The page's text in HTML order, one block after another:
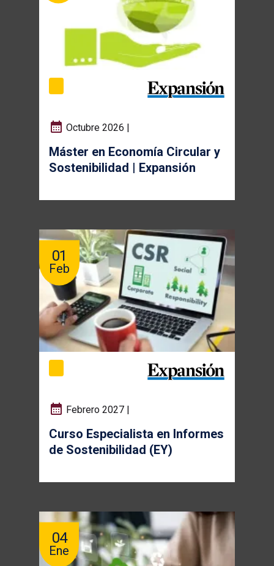
Octubre 2026 |
Máster en Economía Circular y
Sostenibilidad | Expansión
01
Feb
Febrero 2027 |
Curso Especialista en Informes
de Sostenibilidad (EY)
04
Ene